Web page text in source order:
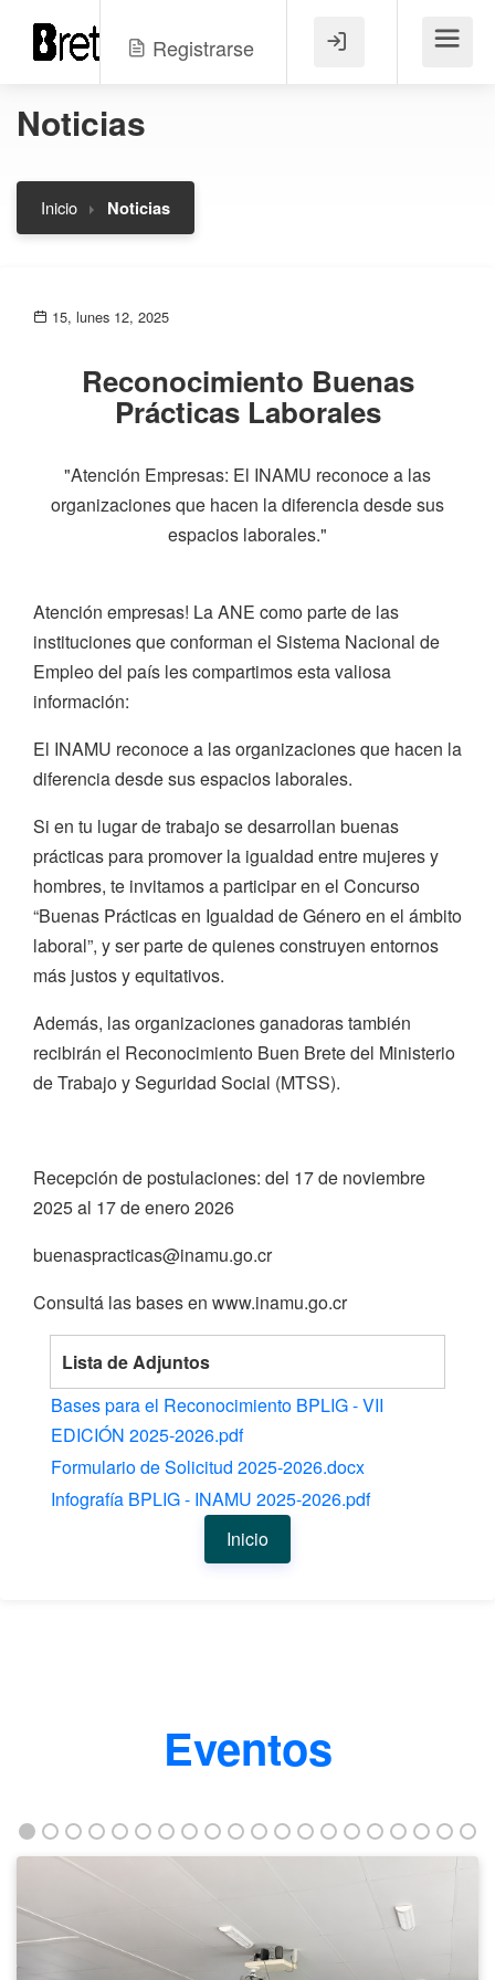
Registrarse Menú
Noticias
Inicio Noticias
15, lunes 12, 2025
Reconocimiento Buenas
Prácticas Laborales
"Atención Empresas: El INAMU reconoce a las
organizaciones que hacen la diferencia desde sus
espacios laborales."
Atención empresas! La ANE como parte de las
instituciones que conforman el Sistema Nacional de
Empleo del país les compartimos esta valiosa
información:
El INAMU reconoce a las organizaciones que hacen la
diferencia desde sus espacios laborales.
Si en tu lugar de trabajo se desarrollan buenas
prácticas para promover la igualdad entre mujeres y
hombres, te invitamos a participar en el Concurso
“Buenas Prácticas en Igualdad de Género en el ámbito
laboral”, y ser parte de quienes construyen entornos
más justos y equitativos.
Además, las organizaciones ganadoras también
recibirán el Reconocimiento Buen Brete del Ministerio
de Trabajo y Seguridad Social (MTSS).
Recepción de postulaciones: del 17 de noviembre
2025 al 17 de enero 2026
buenaspracticas@inamu.go.cr
Consultá las bases en www.inamu.go.cr
Lista de Adjuntos
Bases para el Reconocimiento BPLIG - VII
EDICIÓN 2025-2026.pdf
Formulario de Solicitud 2025-2026.docx
Infografía BPLIG - INAMU 2025-2026.pdf
Inicio
Eventos
fortalece
empleabilidad